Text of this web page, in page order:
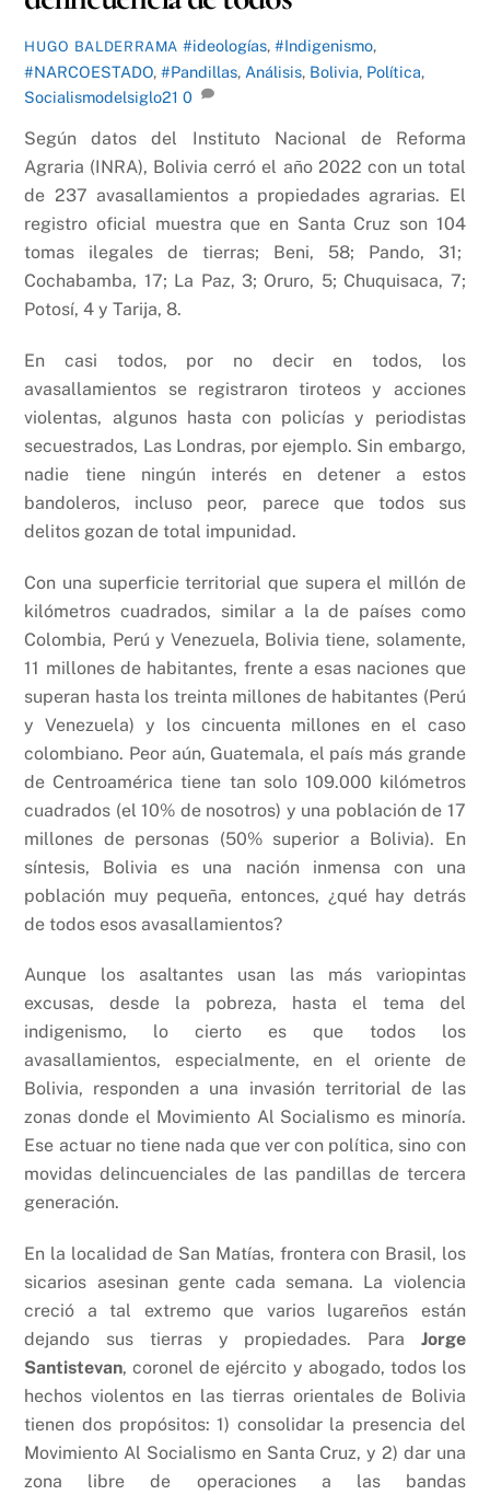
HUGO BALDERRAMA #ideologías,#Indigenismo,
#NARCOESTADO,#Pandillas, Análisis, Bolivia, Política,
Socialismodelsiglo21 0
Según datos del Instituto Nacional de Reforma
Agraria (INRA), Bolivia cerró el año 2022 con un total
de 237 avasallamientos a propiedades agrarias. El
registro oficial muestra que en Santa Cruz son 104
tomas ilegales de tierras; Beni, 58; Pando, 31;
Cochabamba, 17; La Paz, 3; Oruro, 5; Chuquisaca, 7;
Potosí, 4 y Tarija, 8.
En casi todos, por no decir en todos, los
avasallamientos se registraron tiroteos y acciones
violentas, algunos hasta con policías y periodistas
secuestrados, Las Londras, por ejemplo. Sin embargo,
nadie tiene ningún interés en detener a estos
bandoleros, incluso peor, parece que todos sus
delitos gozan de total impunidad.
Con una superficie territorial que supera el millón de
kilómetros cuadrados, similar a la de países como
Colombia, Perú y Venezuela, Bolivia tiene, solamente,
11 millones de habitantes, frente a esas naciones que
superan hasta los treinta millones de habitantes (Perú
y Venezuela) y los cincuenta millones en el caso
colombiano. Peor aún, Guatemala, el país más grande
de Centroamérica tiene tan solo 109.000 kilómetros
cuadrados (el 10% de nosotros) y una población de 17
millones de personas (50% superior a Bolivia). En
síntesis, Bolivia es una nación inmensa con una
población muy pequeña, entonces, ¿qué hay detrás
de todos esos avasallamientos?
Aunque los asaltantes usan las más variopintas
excusas, desde la pobreza, hasta el tema del
indigenismo, lo cierto es que todos los
avasallamientos, especialmente, en el oriente de
Bolivia, responden a una invasión territorial de las
zonas donde el Movimiento Al Socialismo es minoría.
Ese actuar no tiene nada que ver con política, sino con
movidas delincuenciales de las pandillas de tercera
generación.
En la localidad de San Matías, frontera con Brasil, los
sicarios asesinan gente cada semana. La violencia
creció a tal extremo que varios lugareños están
dejando sus tierras y propiedades. Para Jorge
Santistevan, coronel de ejército y abogado, todos los
hechos violentos en las tierras orientales de Bolivia
tienen dos propósitos: 1) consolidar la presencia del
Movimiento Al Socialismo en Santa Cruz, y 2) dar una
zona libre de operaciones a las bandas